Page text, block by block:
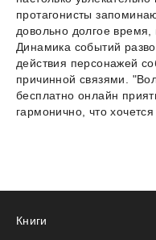
протагонисты
довольно долгое
Динамика событий
действия персонажей
причинной связями.
бесплатно онлайн
гармонично, что
Книги